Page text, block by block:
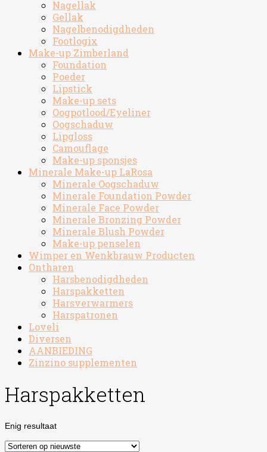
Nagellak
Gellak
Nagelbenodigdheden
Footlogix
Make-up Zimberland
Foundation
Poeder
Lipstick
Make-up sets
Oogpotlood/Eyeliner
Oogschaduw
Lipgloss
Camouflage
Make-up sponsjes
Minerale Make-up LaRosa
Minerale Oogschaduw
Minerale Foundation Powder
Minerale Face Powder
Minerale Bronzing Powder
Minerale Blush Powder
Make-up penselen
Wimper en Wenkbrauw Producten
Ontharen
Harsbenodigdheden
Harspakketten
Harsverwarmers
Harspatronen
Loveli
Diversen
AANBIEDING
Zinzino supplementen
Harspakketten
Enig resultaat